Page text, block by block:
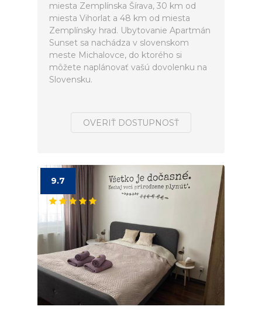
miesta Zemplínska Šírava, 30 km od
miesta Vihorlat a 48 km od miesta
Zemplínsky hrad. Ubytovanie Apartmán
Sunset sa nachádza v slovenskom
meste Michalovce, do ktorého si
môžete naplánovať vašú dovolenku na
Slovensku.
OVERIŤ DOSTUPNOSŤ
9.7